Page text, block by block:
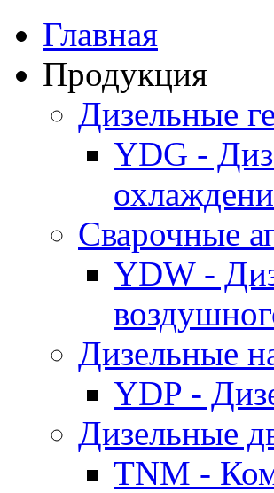
Главная
Продукция
Дизельные
YDG -
Cварочные
YDW -
Дизельные
YDP -
Дизельные
TNM -